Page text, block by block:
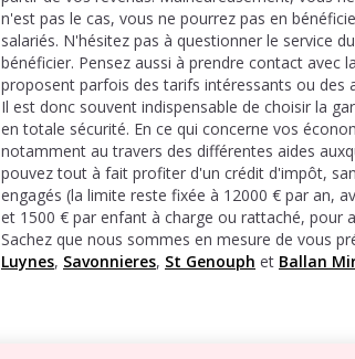
n'est pas le cas, vous ne pourrez pas en
salariés. N'hésitez pas à questionner le service
bénéficier. Pensez aussi à prendre contact avec
proposent parfois des tarifs intéressants ou des
Il est donc souvent indispensable de choisir la
en totale sécurité. En ce qui concerne vos
notamment au travers des différentes aides
pouvez tout à fait profiter d'un crédit d'impôt,
engagés (la limite reste fixée à 12000 € par an,
et 1500 € par enfant à charge ou rattaché, pour
Sachez que nous sommes en mesure de vous
Luynes, Savonnieres, St Genouph et Ballan